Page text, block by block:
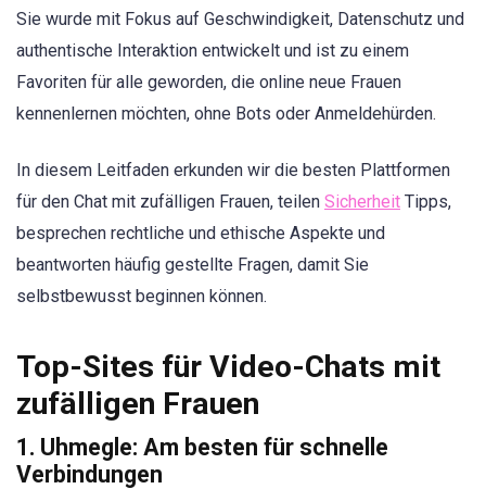
Sie wurde mit Fokus auf Geschwindigkeit, Datenschutz und
authentische Interaktion entwickelt und ist zu einem
Favoriten für alle geworden, die online neue Frauen
kennenlernen möchten, ohne Bots oder Anmeldehürden.
In diesem Leitfaden erkunden wir die besten Plattformen
für den Chat mit zufälligen Frauen, teilen Sicherheit Tipps,
besprechen rechtliche und ethische Aspekte und
beantworten häufig gestellte Fragen, damit Sie
selbstbewusst beginnen können.
Top-Sites für Video-Chats mit
zufälligen Frauen
1. Uhmegle: Am besten für schnelle
Verbindungen